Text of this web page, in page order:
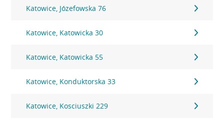
Katowice, Józefowska 76
Katowice, Katowicka 30
Katowice, Katowicka 55
Katowice, Konduktorska 33
Katowice, Kosciuszki 229